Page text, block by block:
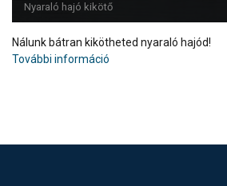
Nyaraló hajó kikötő
Nálunk bátran kikötheted nyaraló hajód!
További információ